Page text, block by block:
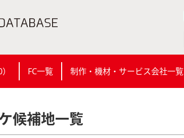
） FC一覧 制作・機材・サービス会社一覧
候補地一覧